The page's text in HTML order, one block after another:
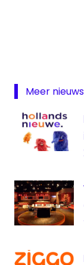
Talpa
televisie
voetbal
Meer